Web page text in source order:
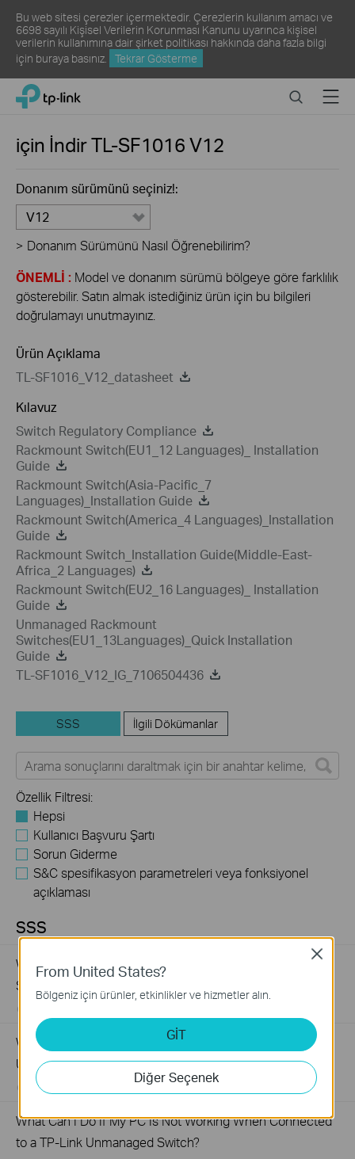
Bu web sitesi çerezler içermektedir. Çerezlerin kullanım amacı ve
6698 sayılı Kişisel Verilerin Korunması Kanunu uyarınca kişisel
verilerin kullanımına dair şirket politikası hakkında daha fazla bilgi
için buraya basınız. Tekrar Gösterme
Click
navigation
TP-Link, Reliably Smart SearchMenu
için İndirTL-SF1016V12
Donanım sürümünü seçiniz!:
V12
> Donanım Sürümünü Nasıl Öğrenebilirim?
ÖNEMLİ : Model ve donanım sürümü bölgeye göre farklılık
gösterebilir. Satın almak istediğiniz ürün için bu bilgileri
doğrulamayı unutmayınız.
Ürün Açıklama
TL-SF1016_V12_datasheet
Kılavuz
Switch Regulatory Compliance
Rackmount Switch(EU1_12 Languages)_ Installation
Guide
Rackmount Switch(Asia-Pacific_7
Languages)_Installation Guide
Rackmount Switch(America_4 Languages)_Installation
Guide
Rackmount Switch_Installation Guide(Middle-East-
Africa_2 Languages)
Rackmount Switch(EU2_16 Languages)_ Installation
Guide
Unmanaged Rackmount
Switches(EU1_13Languages)_Quick Installation
Guide
TL-SF1016_V12_IG_7106504436
SSS İlgili Dökümanlar
Özellik Filtresi:
Hepsi
Kullanıcı Başvuru Şartı
Sorun Giderme
S&C spesifikasyon parametreleri veya fonksiyonel
açıklaması
SSS
What Are the Differences in Features and Application
Scenarios Among Various Series Switches
Why Are the Ethernet LED Indicators Off on My TP-Link
Unmanaged Switch?
07-17-2026 views
What Can I Do If My PC Is Not Working When Connected
to a TP-Link Unmanaged Switch?
From United States?
Bölgeniz için ürünler, etkinlikler ve hizmetler alın.
GİT
Diğer Seçenek
Close